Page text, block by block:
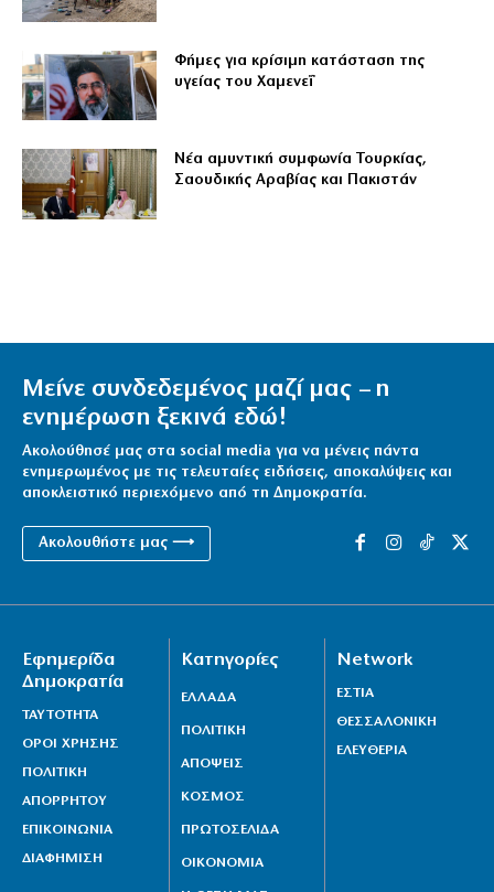
Φήμες για κρίσιμη κατάσταση της
υγείας του Χαμενεΐ
Νέα αμυντική συμφωνία Τουρκίας,
Σαουδικής Αραβίας και Πακιστάν
Μείνε συνδεδεμένος μαζί μας – η
ενημέρωση ξεκινά εδώ!
Ακολούθησέ μας στα social media για να μένεις πάντα
ενημερωμένος με τις τελευταίες ειδήσεις, αποκαλύψεις και
αποκλειστικό περιεχόμενο από τη Δημοκρατία.
Ακολουθήστε μας ⟶
Εφημερίδα
Δημοκρατία
ΤΑΥΤΟΤΗΤΑ
ΟΡΟΙ ΧΡΗΣΗΣ
ΠΟΛΙΤΙΚΗ
ΑΠΟΡΡΗΤΟΥ
ΕΠΙΚΟΙΝΩΝΙΑ
ΔΙΑΦΗΜΙΣΗ
Κατηγορίες
ΕΛΛΑΔΑ
ΠΟΛΙΤΙΚΗ
ΑΠΟΨΕΙΣ
ΚΟΣΜΟΣ
ΠΡΩΤΟΣΕΛΙΔΑ
ΟΙΚΟΝΟΜΙΑ
Network
ΕΣΤΙΑ
ΘΕΣΣΑΛΟΝΙΚΗ
ΕΛΕΥΘΕΡΙΑ